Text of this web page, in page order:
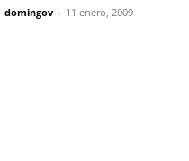
domingov - 11 enero, 2009